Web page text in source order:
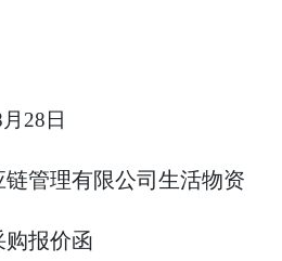
月 28 日
管理有限公司生活物资
购报价函